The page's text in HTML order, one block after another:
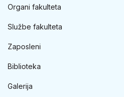
Organi fakulteta
Službe fakulteta
Zaposleni
Biblioteka
Galerija